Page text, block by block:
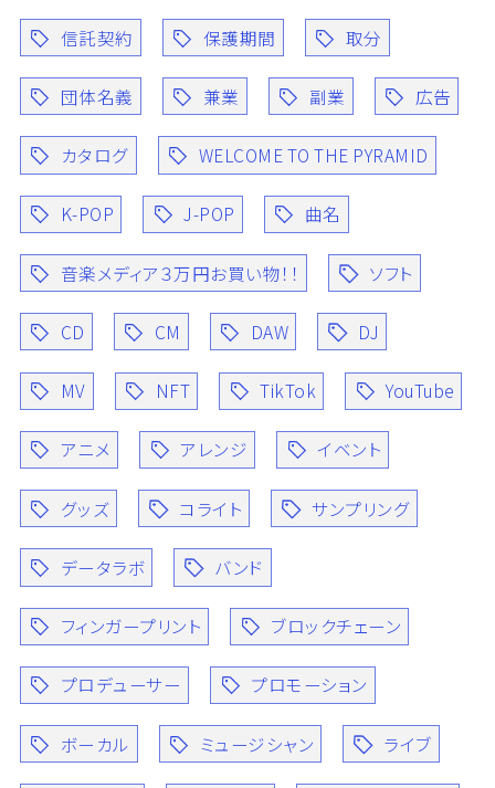
信託契約 保護期間 取分
団体名義 兼業 副業 広告
カタログ WELCOME TO THE PYRAMID
K-POP J-POP 曲名
音楽メディア３万円お買い物！！ ソフト
CD CM DAW DJ
MV NFT TikTok YouTube
アニメ アレンジ イベント
グッズ コライト サンプリング
データラボ バンド
フィンガープリント ブロックチェーン
プロデューサー プロモーション
ボーカル ミュージシャン ライブ